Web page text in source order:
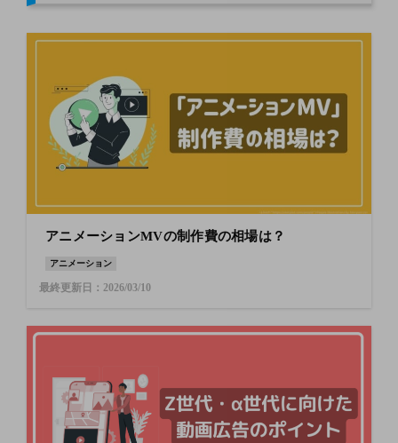
アニメーションMVの制作費の相場は？
アニメーション
最終更新日：2026/03/10